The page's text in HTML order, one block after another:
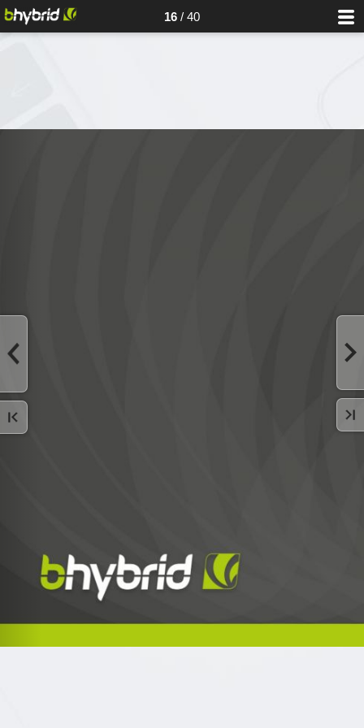
16 / 40